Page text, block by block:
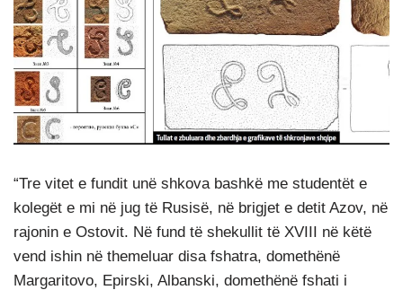
“Tre vitet e fundit unë shkova bashkë me studentët e
kolegët e mi në jug të Rusisë, në brigjet e detit Azov, në
rajonin e Ostovit. Në fund të shekullit të XVIII në këtë
vend ishin në themeluar disa fshatra, domethënë
Margaritovo, Epirski, Albanski, domethënë fshati i